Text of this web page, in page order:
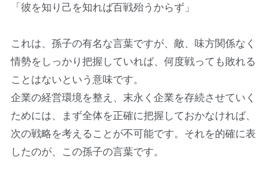
「彼を知り己を知れば百戦殆うからず」
これは、孫子の有名な言葉ですが、敵、味方関係なく
情勢をしっかり把握していれば、何度戦っても敗れる
ことはないという意味です。
企業の経営環境を整え、末永く企業を存続させていく
ためには、まず全体を正確に把握しておかなければ、
次の戦略を考えることが不可能です。それを的確に表
したのが、この孫子の言葉です。